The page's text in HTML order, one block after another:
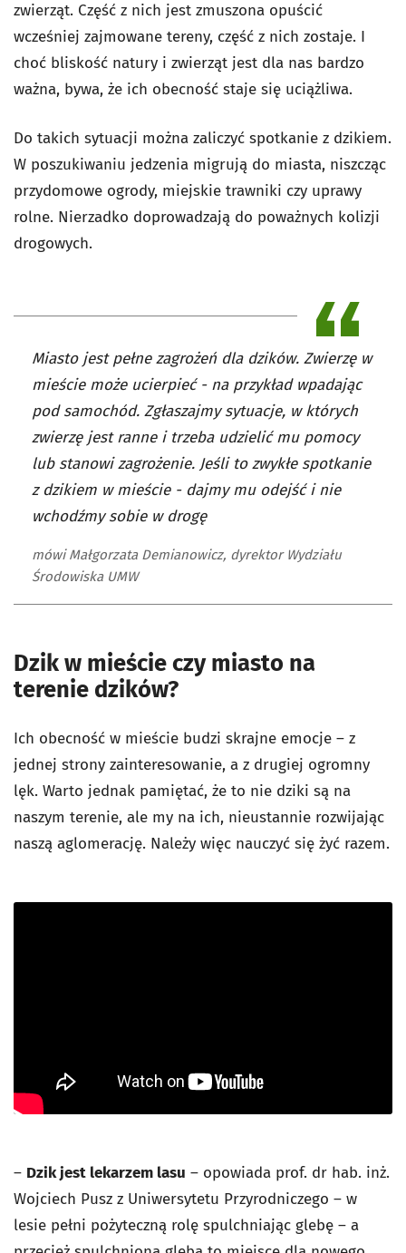
zwierząt. Część z nich jest zmuszona opuścić
wcześniej zajmowane tereny, część z nich zostaje. I
choć bliskość natury i zwierząt jest dla nas bardzo
ważna, bywa, że ich obecność staje się uciążliwa.
Do takich sytuacji można zaliczyć spotkanie z dzikiem.
W poszukiwaniu jedzenia migrują do miasta, niszcząc
przydomowe ogrody, miejskie trawniki czy uprawy
rolne. Nierzadko doprowadzają do poważnych kolizji
drogowych.
Miasto jest pełne zagrożeń dla dzików. Zwierzę w
mieście może ucierpieć - na przykład wpadając
pod samochód. Zgłaszajmy sytuacje, w których
zwierzę jest ranne i trzeba udzielić mu pomocy
lub stanowi zagrożenie. Jeśli to zwykłe spotkanie
z dzikiem w mieście - dajmy mu odejść i nie
wchodźmy sobie w drogę
mówi Małgorzata Demianowicz, dyrektor Wydziału
Środowiska UMW
Dzik w mieście czy miasto na
terenie dzików?
Ich obecność w mieście budzi skrajne emocje – z
jednej strony zainteresowanie, a z drugiej ogromny
lęk. Warto jednak pamiętać, że to nie dziki są na
naszym terenie, ale my na ich, nieustannie rozwijając
naszą aglomerację. Należy więc nauczyć się żyć razem.
– Dzik jest lekarzem lasu – opowiada prof. dr hab. inż.
Wojciech Pusz z Uniwersytetu Przyrodniczego – w
lesie pełni pożyteczną rolę spulchniając glebę – a